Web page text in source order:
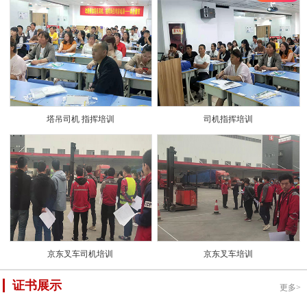
塔吊司机 指挥培训 司机指挥培训
京东叉车司机培训 京东叉车培训
证书展示 更多>